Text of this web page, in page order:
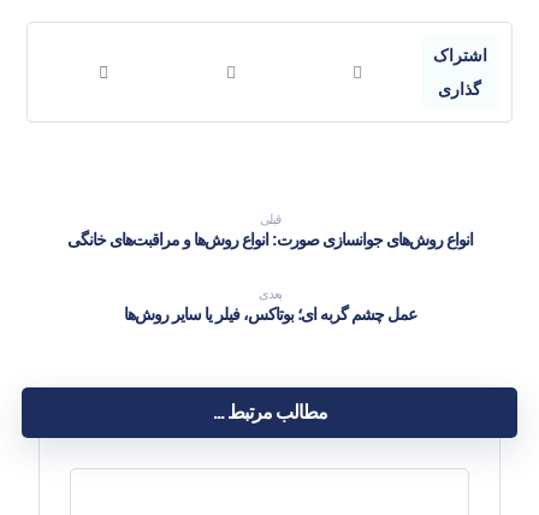
قبلی
انواع روش‌های جوانسازی صورت: انواع روش‌ها و مراقبت‌های خانگی
بعدی
عمل چشم گربه ای؛ بوتاکس، فیلر یا سایر روش‌ها
مطالب مرتبط ...